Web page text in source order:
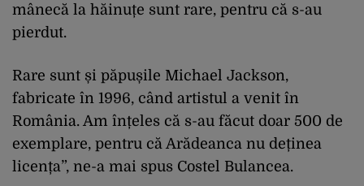
mânecă la hăinuțe sunt rare, pentru că s-au
pierdut.
Rare sunt și păpușile Michael Jackson,
fabricate în 1996, când artistul a venit în
România. Am înțeles că s-au făcut doar 500 de
exemplare, pentru că Arădeanca nu deținea
licența”, ne-a mai spus Costel Bulancea.